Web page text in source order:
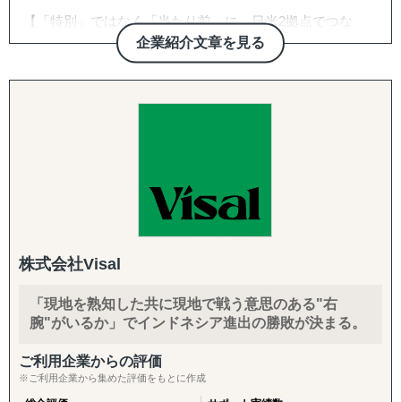
など
進出を考えている市場をマクロ的視点、ミクロ的視点から
調査・分析いたします。
提供することができます。
市場調査では、有識者へのヒアリングなど多くのサービス
を展開しておりますが、貴社にとって適切な調査・分析を
ご提案させていただきます。
いったお悩みを抱えるご担当者の方は、壁打ちからでも対
応できますので、まずはご相談ください。
②競合調査
「競合がなぜ成功・失敗したのかわからない」といったご
相談をよくいただきます。
①『日本からの視点と世界のトレンドの交差点から最新情
報を提供』
>>> 世界40カ国のネットワークで国内・海外の視点か
ら最新の調査・分析を実施します。
>>> 海外進出の様々な局面において、ワンストップサ
ービスを効率的に提供します。
③『大手調査会社・シンクタンクとの信頼と実績』
ーに対応してきた経験があります。
企業紹介文章を見る
【「特別」ではなく「当たり前」に。日米2拠点でつな
ぐ、伴走型の海外進出支援】
株式会社グロスペリティは、**「海外進出の成功を"特
別"ではなく"当たり前"にする」**ことをミッションに掲
立案と米国現地での実行を、同じチームでシームレスにつ
なぐ体制を強みとしています。
年間約50社、累計100社以上の日本企業の海外進出をご支
援。食品・日用品・キッチン用品・伝統工芸品・スポーツ
用品・機械部品・化粧品など、対応業界は10以上にわたり
ます。「英語ができない」「輸出経験がない」中小企業の
最初の一歩から、本格的な売上拡大までを、日本語で安心
【こんなお悩みをお持ちの企業さまへ】
株式会社Visal
「現地を熟知した共に現地で戦う意思のある"右
腕"がいるか」でインドネシア進出の勝敗が決まる。
ご利用企業からの評価
※ご利用企業から集めた評価をもとに作成